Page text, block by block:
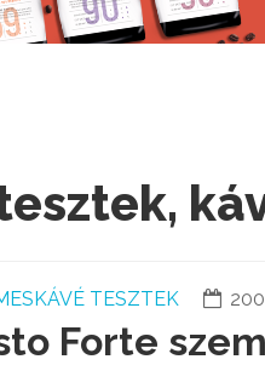
TESZTEK
Forte